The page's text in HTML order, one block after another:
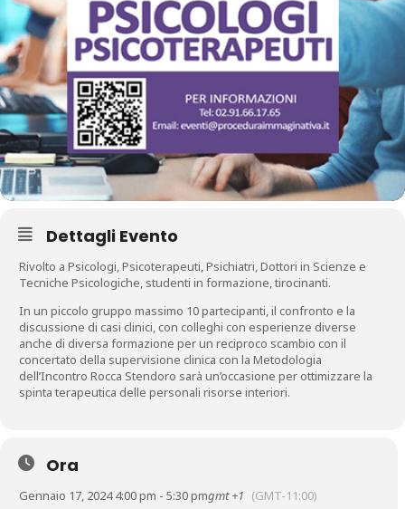
Dettagli Evento
Rivolto a Psicologi, Psicoterapeuti, Psichiatri, Dottori in Scienze e
Tecniche Psicologiche, studenti in formazione, tirocinanti.
In un piccolo gruppo massimo 10 partecipanti, il confronto e la
discussione di casi clinici, con colleghi con esperienze diverse
anche di diversa formazione per un reciproco scambio con il
concertato della supervisione clinica con la Metodologia
dell’Incontro Rocca Stendoro sarà un’occasione per ottimizzare la
spinta terapeutica delle personali risorse interiori.
Ora
Gennaio 17, 2024 4:00 pm - 5:30 pmgmt +1 (GMT-11:00)